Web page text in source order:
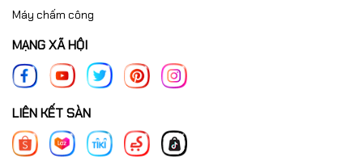
Máy chấm công
MẠNG XÃ HỘI
LIÊN KẾT SÀN